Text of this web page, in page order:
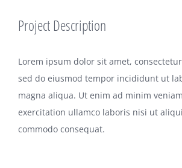
Project Description
Lorem ipsum dolor sit amet,
sed do eiusmod tempor incididunt ut
magna aliqua. Ut enim ad minim
exercitation ullamco laboris nisi ut
commodo consequat.